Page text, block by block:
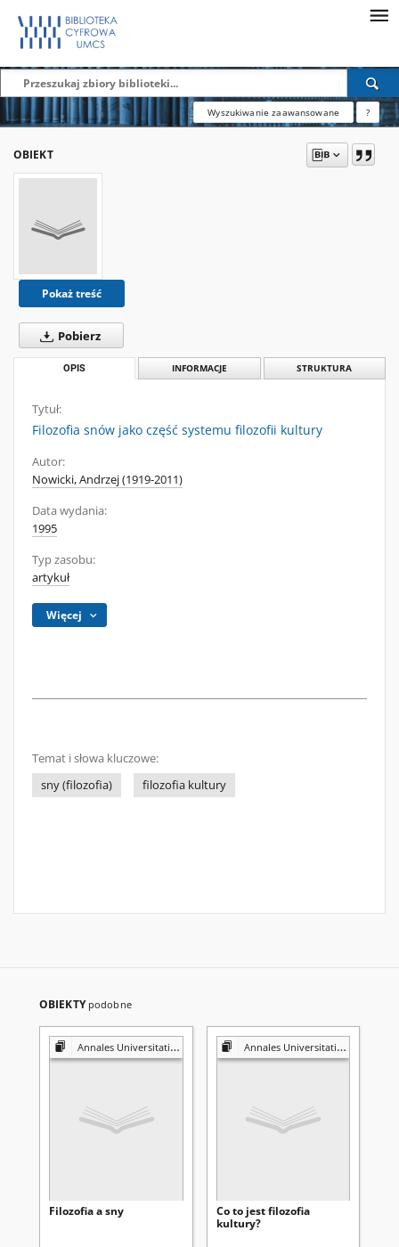
Wyszukiwanie zaawansowane ?
OBIEKT
Pokaż treść
Pobierz
OPIS INFORMACJE STRUKTURA
Tytuł:
Filozofia snów jako część systemu filozofii kultury
Autor:
Nowicki, Andrzej (1919-2011)
Data wydania:
1995
Typ zasobu:
artykuł
Więcej
Temat i słowa kluczowe:
sny (filozofia)
filozofia kultury
OBIEKTY podobne
Annales Universitatis Mariae Curie-Skłodowska. Sectio I, Philosophia-Sociologia
Filozofia a sny
Annales Universitatis Mariae Curie-Skłodowska. Sectio I, Philosophia-Sociologia
Co to jest filozofia
kultury?